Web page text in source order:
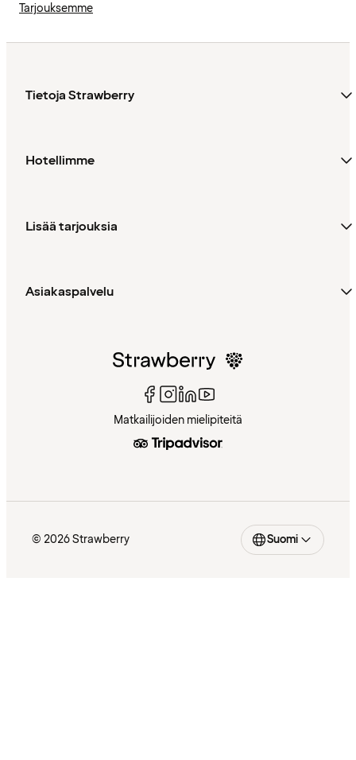
Tarjouksemme
Tietoja Strawberry
Hotellimme
Lisää tarjouksia
Asiakaspalvelu
Matkailijoiden mielipiteitä
© 2026 Strawberry Suomi